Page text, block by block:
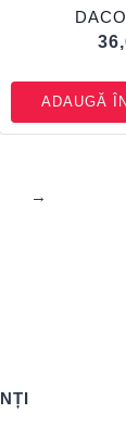
ADAUGĂ
→